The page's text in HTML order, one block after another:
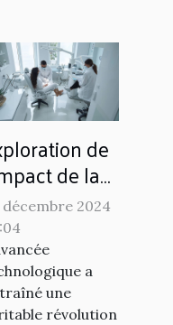
de
de la
des
et
décembre 2024
a
une
révolution